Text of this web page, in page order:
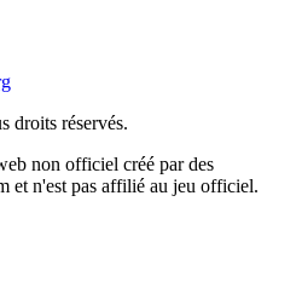
droits réservés.
non officiel créé par des
et n'est pas affilié au jeu officiel.